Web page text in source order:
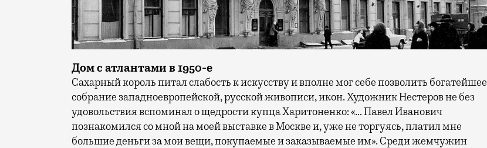
Дом с атлантами в 1950-е
Сахарный король питал слабость к искусству и вполне мог себе позволить богатейшее
собрание западноевропейской, русской живописи, икон. Художник Нестеров не без
удовольствия вспоминал о щедрости купца Харитоненко: «… Павел Иванович
познакомился со мной на моей выставке в Москве и, уже не торгуясь, платил мне
большие деньги за мои вещи, покупаемые и заказываемые им». Среди жемчужин